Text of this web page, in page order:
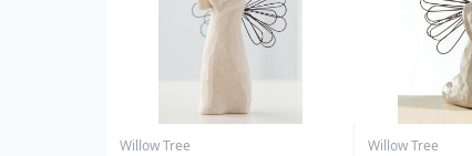
Willow Tree Willow Tree